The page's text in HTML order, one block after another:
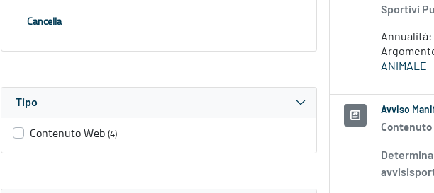
Cancella
Tipo
Contenuto Web (4)
Sportivi
Annualità:
ANIMALE
Avviso